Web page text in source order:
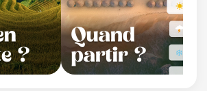
Politique de